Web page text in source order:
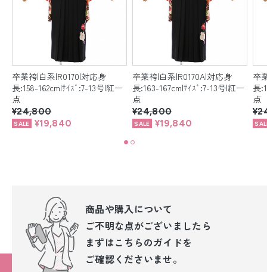
卒業袴|白系|R0170|対応身
長:158-162cm|ｻｲｽﾞ:7-13号|紅一
点
¥24,800
¥19,840
卒業袴|白系|R0170A|対応身
長:163-167cm|ｻｲｽﾞ:7-13号|紅一
点
¥24,800
¥19,840
卒
長
点
商品や購入について
ご不明な点がございましたら
まずはこちらのガイドを
ご確認くださいませ。